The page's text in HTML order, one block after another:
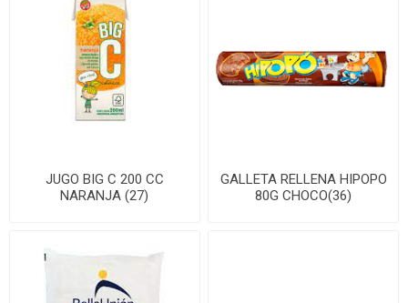
JUGO BIG C 200 CC
NARANJA (27)
GALLETA RELLENA HIPOPO
80G CHOCO(36)